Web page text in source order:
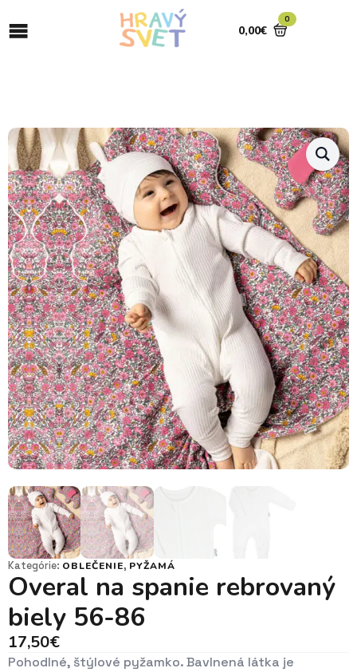
0,00€
0
Kategórie: OBLEČENIE, PYŽAMÁ
Overal na spanie rebrovaný
biely 56-86
17,50€
Pohodlné, štýlové pyžamko. Bavlnená látka je